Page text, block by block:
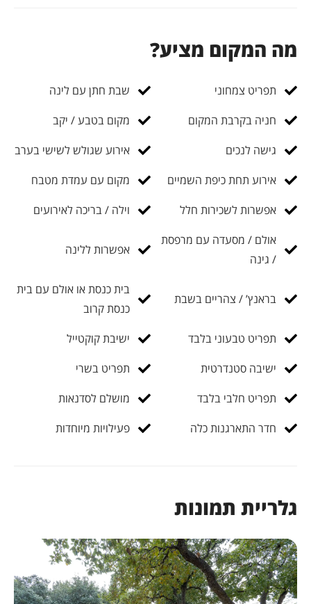
מה המקום מציע?
תפריט צמחוני
שבת חתן עם לינה
חניה בקרבת המקום
מקום בטבע / יקב
גישה לנכים
אירוע שגולש לשישי בערב
אירוע תחת כיפת השמיים
מקום עם עמדת מטבח
אפשרות לשכירות חלל
וילה / בריכה לאירועים
אולם / מסעדה עם מרפסת
/ גינה
אפשרות ללינה
בראנץ’ / צהריים בשבת
בית כנסת או אולם עם בית
כנסת קרוב
תפריט טבעוני בלבד
ישיבת קוקטייל
ישיבה סטנדרטית
תפריט בשרי
תפריט חלבי בלבד
מושלם לסדנאות
חדר התארגנות כלה
פעילויות מיוחדות
גלריית תמונות